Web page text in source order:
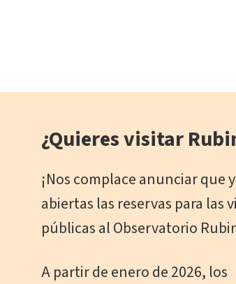
¿Quieres visitar
¡Nos complace anunciar que
abiertas las reservas para las
públicas al Observatorio
A partir de enero de 2026, los